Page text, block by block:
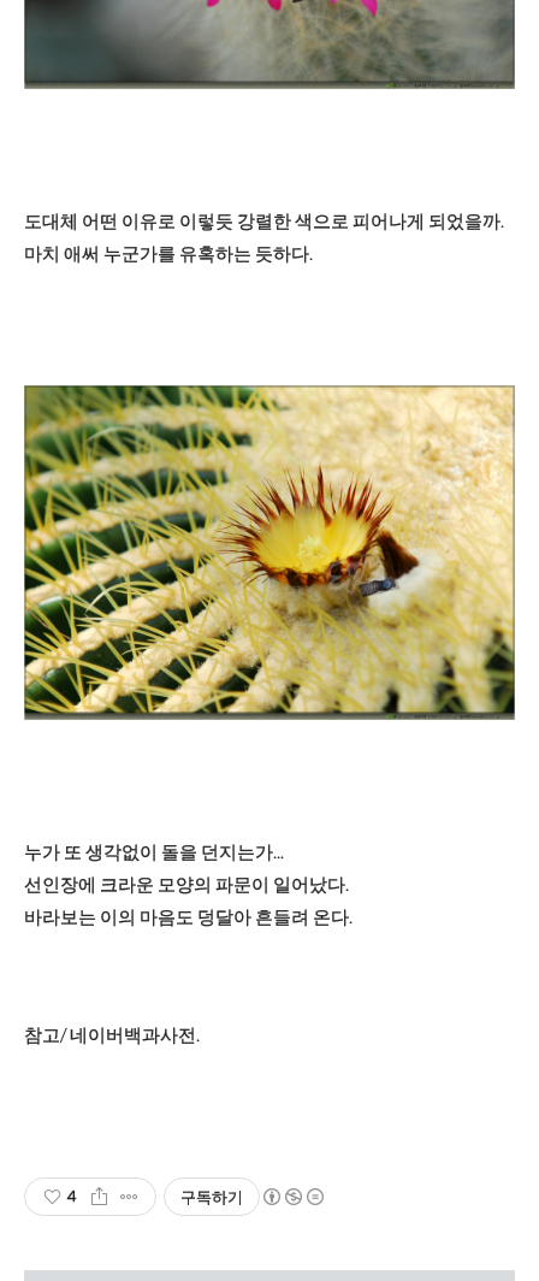
도대체 어떤 이유로 이렇듯 강렬한 색으로 피어나게 되었을까.
마치 애써 누군가를 유혹하는 듯하다.
누가 또 생각없이 돌을 던지는가...
선인장에 크라운 모양의 파문이 일어났다.
바라보는 이의 마음도 덩달아 흔들려 온다.
참고/ 네이버백과사전.
4 구독하기